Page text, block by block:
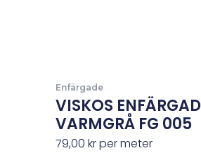
Enfärgade
VISKOS ENFÄRGAD
VARMGRÅ FG 005
79,00krper meter